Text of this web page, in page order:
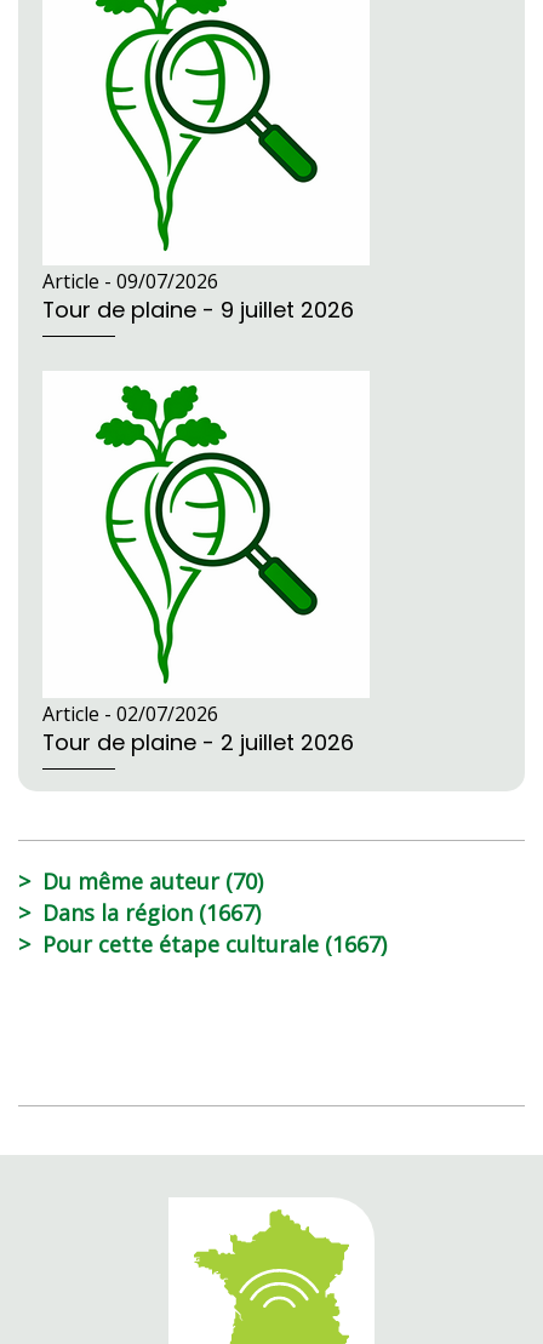
Article - 09/07/2026
Tour de plaine - 9 juillet 2026
Article - 02/07/2026
Tour de plaine - 2 juillet 2026
Du même auteur (70)
Dans la région (1667)
Pour cette étape culturale (1667)